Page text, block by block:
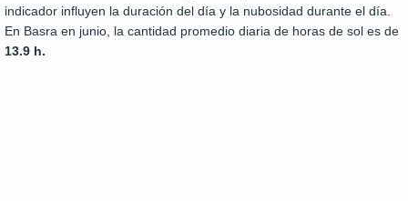
indicador influyen la duración del día y la nubosidad durante el día.
En Basra en junio, la cantidad promedio diaria de horas de sol es de
13.9 h.